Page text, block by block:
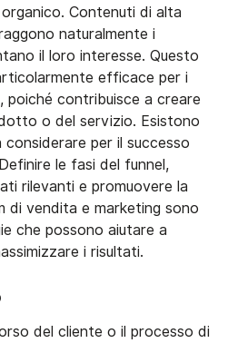
Contenuti di alta
naturalmente i
il loro interesse. Questo
efficace per i
poiché contribuisce a creare
o del servizio. Esistono
per il successo
le fasi del funnel,
rilevanti e promuovere la
di vendita e marketing sono
che possono aiutare a
i risultati.
del cliente o il processo di